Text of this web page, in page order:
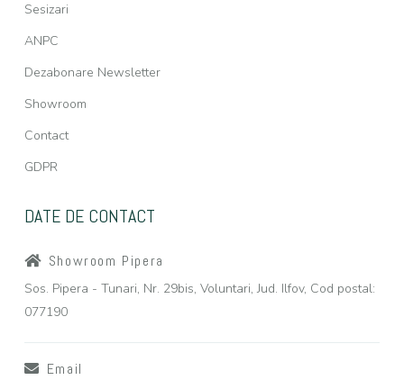
Sesizari
ANPC
Dezabonare Newsletter
Showroom
Contact
GDPR
DATE DE CONTACT
Showroom Pipera
Sos. Pipera - Tunari, Nr. 29bis, Voluntari, Jud. Ilfov, Cod postal:
077190
Email